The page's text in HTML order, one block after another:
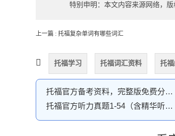
特别申明：本文内容来源网络，
上一篇 : 托福复杂单词有哪些词汇
托福学习 托福词汇资料 托
托福官方备考资料，完整版免费分享下载
托福官方听力真题1-54（含精华听力材料）